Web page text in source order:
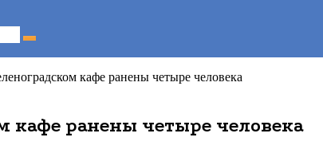
кафе ранены четыре человека
кафе ранены четыре человека